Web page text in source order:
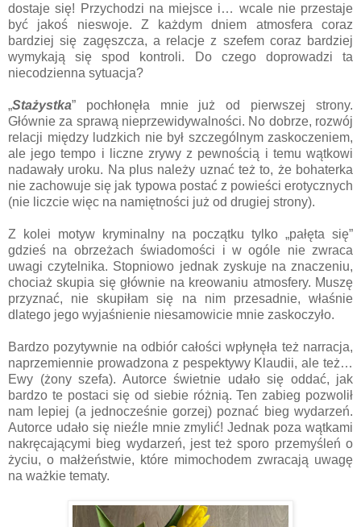
dostaje się! Przychodzi na miejsce i… wcale nie przestaje
być jakoś nieswoje. Z każdym dniem atmosfera coraz
bardziej się zagęszcza, a relacje z szefem coraz bardziej
wymykają się spod kontroli. Do czego doprowadzi ta
niecodzienna sytuacja?
„Stażystka” pochłonęła mnie już od pierwszej strony.
Głównie za sprawą nieprzewidywalności. No dobrze, rozwój
relacji między ludzkich nie był szczególnym zaskoczeniem,
ale jego tempo i liczne zrywy z pewnością i temu wątkowi
nadawały uroku. Na plus należy uznać też to, że bohaterka
nie zachowuje się jak typowa postać z powieści erotycznych
(nie liczcie więc na namiętności już od drugiej strony).
Z kolei motyw kryminalny na początku tylko „pałęta się”
gdzieś na obrzeżach świadomości i w ogóle nie zwraca
uwagi czytelnika. Stopniowo jednak zyskuje na znaczeniu,
chociaż skupia się głównie na kreowaniu atmosfery. Muszę
przyznać, nie skupiłam się na nim przesadnie, właśnie
dlatego jego wyjaśnienie niesamowicie mnie zaskoczyło.
Bardzo pozytywnie na odbiór całości wpłynęła też narracja,
naprzemiennie prowadzona z pespektywy Klaudii, ale też…
Ewy (żony szefa). Autorce świetnie udało się oddać, jak
bardzo te postaci się od siebie różnią. Ten zabieg pozwolił
nam lepiej (a jednocześnie gorzej) poznać bieg wydarzeń.
Autorce udało się nieźle mnie zmylić! Jednak poza wątkami
nakręcającymi bieg wydarzeń, jest też sporo przemyśleń o
życiu, o małżeństwie, które mimochodem zwracają uwagę
na ważkie tematy.